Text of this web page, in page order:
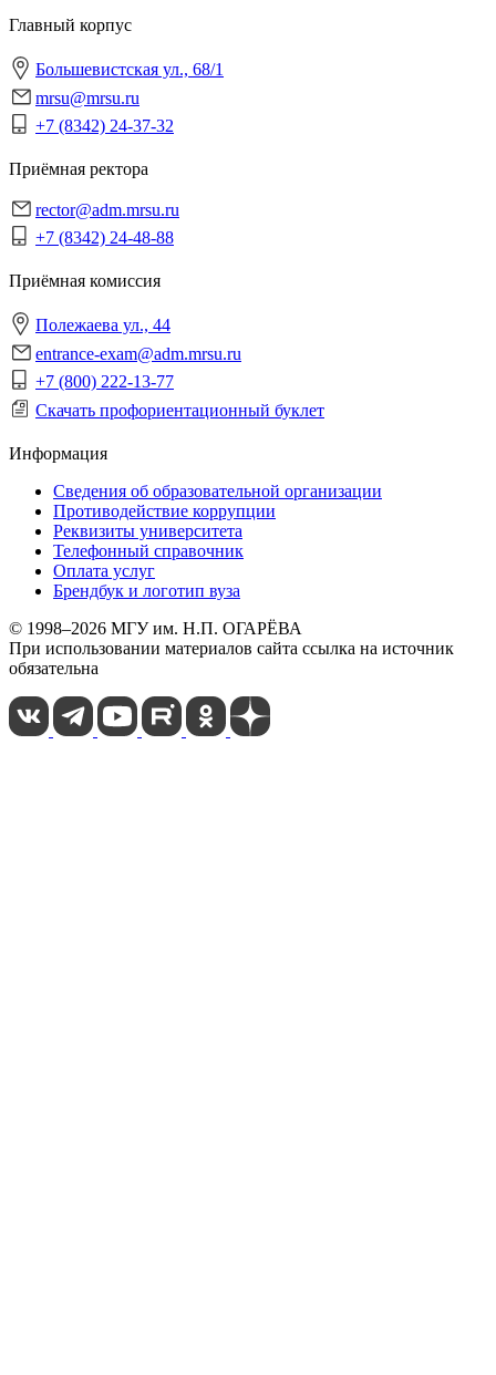
Главный корпус
Большевистская ул., 68/1
mrsu@mrsu.ru
+7 (8342) 24-37-32
Приёмная ректора
rector@adm.mrsu.ru
+7 (8342) 24-48-88
Приёмная комиссия
Полежаева ул., 44
entrance-exam@adm.mrsu.ru
+7 (800) 222-13-77
Скачать профориентационный буклет
Информация
Сведения об образовательной организации
Противодействие коррупции
Реквизиты университета
Телефонный справочник
Оплата услуг
Брендбук и логотип вуза
© 1998–2026 МГУ им. Н.П. ОГАРЁВА
При использовании материалов сайта ссылка на источник
обязательна